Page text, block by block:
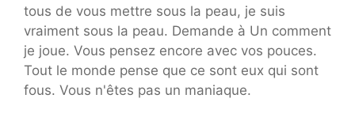
tous de vous mettre sous la peau, je suis
vraiment sous la peau. Demande à Un comment
je joue. Vous pensez encore avec vos pouces.
Tout le monde pense que ce sont eux qui sont
fous. Vous n'êtes pas un maniaque.